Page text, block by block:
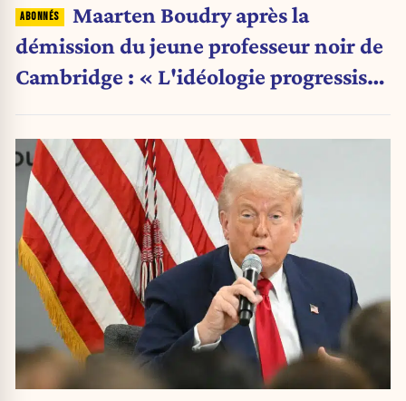
Maarten Boudry après la
démission du jeune professeur noir de
Cambridge : « L'idéologie progressiste